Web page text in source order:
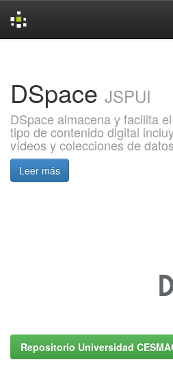
DSpace JSPUI
DSpace almacena y facilita
tipo de contenido digital
vídeos y colecciones de
Leer más
Repositorio Universidad